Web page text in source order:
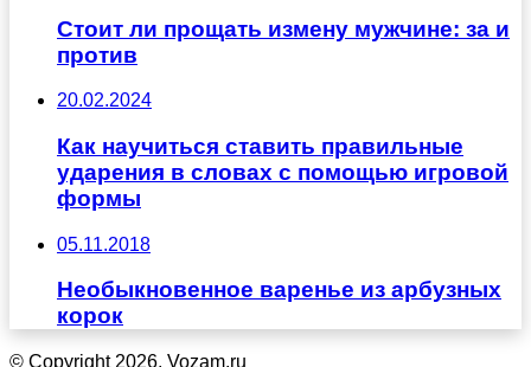
Стоит ли прощать измену мужчине: за и
против
20.02.2024
Как научиться ставить правильные
ударения в словах с помощью игровой
формы
05.11.2018
Необыкновенное варенье из арбузных
корок
© Copyright 2026, Vozam.ru